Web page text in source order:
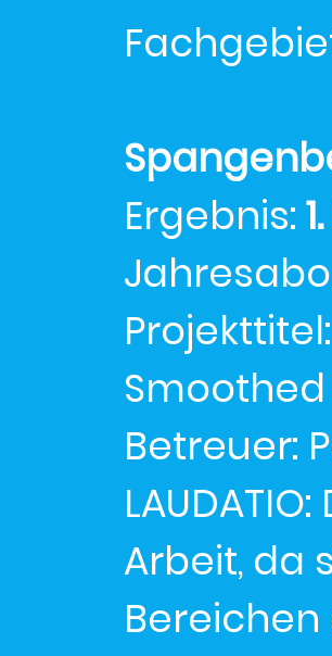
Ergebnis:
Betreuer:
Arbeit, da